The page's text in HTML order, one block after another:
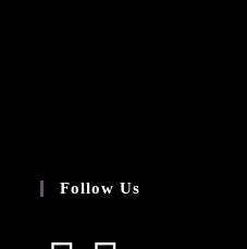
Follow Us